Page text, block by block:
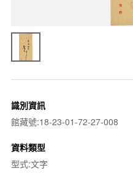
識別資訊
館藏號:18-23-01-72-27-008
資料類型
型式:文字